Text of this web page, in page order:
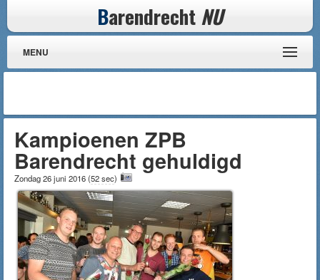
Barendrecht NU
MENU
Kampioenen ZPB
Barendrecht gehuldigd
Zondag 26 juni 2016(52 sec)